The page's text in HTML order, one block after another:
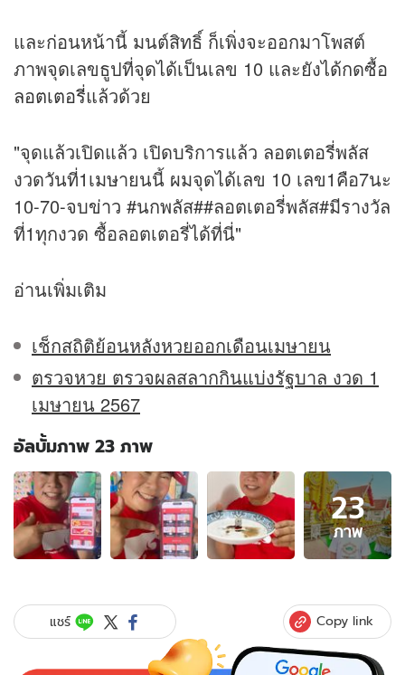
และก่อนหน้านี้ มนต์สิทธิ์ ก็เพิ่งจะออกมาโพสต์
ภาพจุดเลขธูปที่จุดได้เป็นเลข 10 และยังได้กดซื้อ
ลอตเตอรี่แล้วด้วย
"จุดแล้วเปิดแล้ว เปิดบริการแล้ว ลอตเตอรี่พลัส
งวดวันที่1เมษายนนี้ ผมจุดได้เลข 10 เลข1คือ7นะ
10-70-จบข่าว #นกพลัส##ลอตเตอรี่พลัส#มีรางวัล
ที่1ทุกงวด ซื้อลอตเตอรี่ได้ที่นี่"
อ่านเพิ่มเติม
เช็กสถิติย้อนหลังหวยออกเดือนเมษายน
ตรวจหวย ตรวจผลสลากกินแบ่งรัฐบาล งวด 1
เมษายน 2567
อัลบั้มภาพ 23 ภาพ
อัลบั้ม
ภาพ
23
ภาพ
ของ
จุด
เลข
ให้
23
ภาพ
แชร์ Copy link